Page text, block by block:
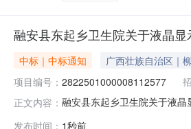
融安县东起乡卫生院关于液晶
中标｜中标通知 广西壮族自治区｜
项目编号： 2822501000008112577
正文内容： 融安县东起乡卫生院关于液
发布时间： 1秒前